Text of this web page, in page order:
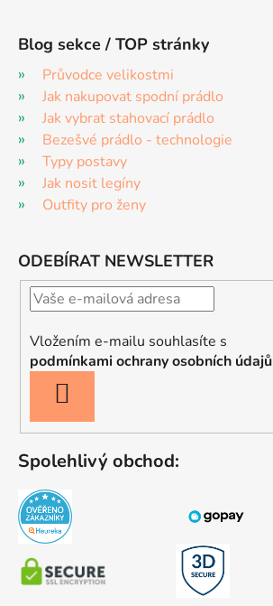
Blog sekce / TOP stránky
Průvodce velikostmi
Jak nakupovat spodní prádlo
Jak vybrat stahovací prádlo
Bezešvé prádlo - technologie
Typy postavy
Jak nosit legíny
Outfity pro ženy
ODEBÍRAT NEWSLETTER
Vložením e-mailu souhlasíte s
podmínkami ochrany osobních údajů
SE
Spolehlivý obchod: